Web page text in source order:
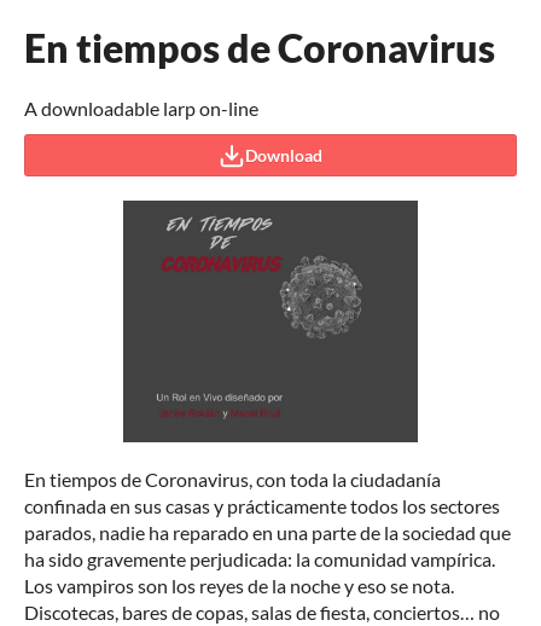
En tiempos de Coronavirus
A downloadable larp on-line
Download
En tiempos de Coronavirus, con toda la ciudadanía
confinada en sus casas y prácticamente todos los sectores
parados, nadie ha reparado en una parte de la sociedad que
ha sido gravemente perjudicada: la comunidad vampírica.
Los vampiros son los reyes de la noche y eso se nota.
Discotecas, bares de copas, salas de fiesta, conciertos… no